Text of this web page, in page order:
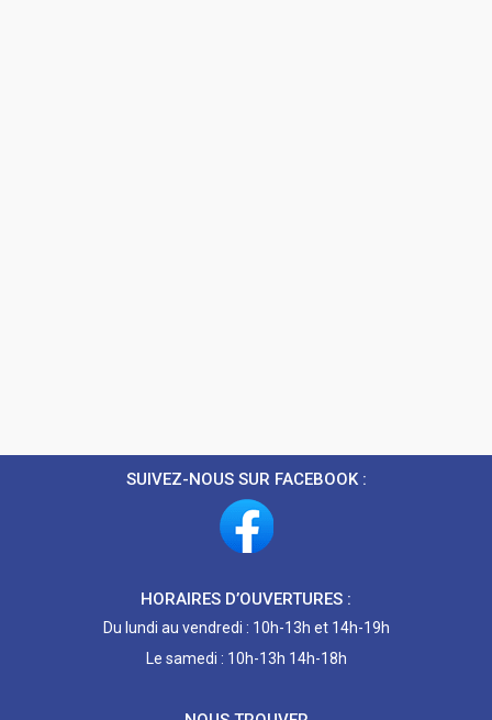
SUIVEZ-NOUS SUR FACEBOOK :
HORAIRES D’OUVERTURES :
Du lundi au vendredi : 10h-13h et 14h-19h
Le samedi : 10h-13h 14h-18h